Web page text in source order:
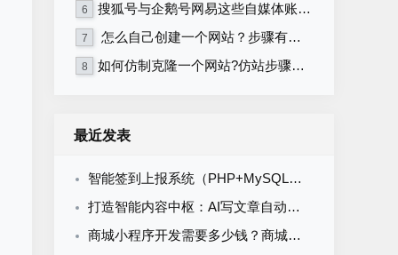
6 搜狐号与企鹅号网易这些自媒体账号在哪里购买？
7 怎么自己创建一个网站？步骤有哪些？
8 如何仿制克隆一个网站?仿站步骤详细教程
最近发表
智能签到上报系统（PHP+MySQL）食堂/企业/学校多场景通用
打造智能内容中枢：AI写文章自动发布系统的定制开发
商城小程序开发需要多少钱？商城小程序开发收费标准